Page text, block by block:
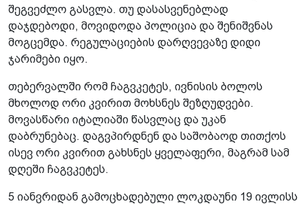
შეგვეძლო გასვლა. თუ დასასვენებლად
დაჯდებოდი, მოვიდოდა პოლიცია და შენიშვნას
მოგცემდა. რეგულაციების დარღვევაზე დიდი
ჯარიმები იყო.
თებერვალში რომ ჩაგვკეტეს, ივნისის ბოლოს
მხოლოდ ორი კვირით მოხსნეს შეზღუდვები.
მოვასწარი იტალიაში წასვლაც და უკან
დაბრუნებაც. დაგვპირდნენ და საშობაოდ თითქოს
ისევ ორი კვირით გახსნეს ყველაფერი, მაგრამ სამ
დღეში ჩაგვკეტეს.
5 იანვრიდან გამოცხადებული ლოკდაუნი 19 ივლისს